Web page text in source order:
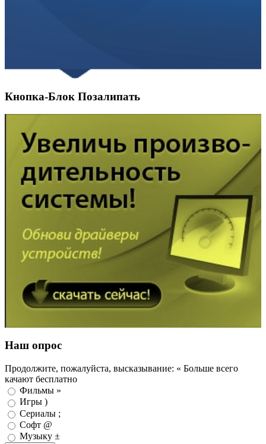
Кнопка-Блок Позалипать
Наш опрос
Продолжите, пожалуйста, высказывание: « Больше всего
качают бесплатно
Фильмы »
Игры )
Сериалы ;
Софт @
Музыку ±